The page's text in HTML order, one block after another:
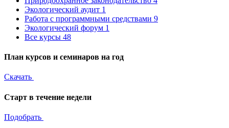
Экологический аудит 1
Работа с программными средствами 9
Экологический форум 1
Все курсы 48
План курсов и семинаров на год
Скачать
Старт в течение недели
Подобрать